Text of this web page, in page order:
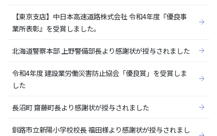
【東京支店】中日本高速道路株式会社 令和4年度『優良事
業所表彰』を受賞しました。
北海道警察本部 上野警備部長より感謝状が授与されました
令和4年度 建設業労働災害防止協会「優良賞」を受賞しま
した
長沼町 齋藤町長より感謝状が授与されました
釧路市立新陽小学校校長 福田様より感謝状が授与されまし